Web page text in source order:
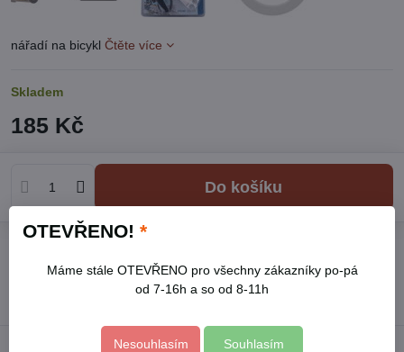
nářadí na bicykl Čtěte více
Skladem
185 Kč
Do košíku
Skladové číslo:6569
EXTOL CRAFT
OTEVŘENO! *
Máme stále OTEVŘENO pro všechny zákazníky po-pá
od 7-16h a so od 8-11h
Nesouhlasím Souhlasím